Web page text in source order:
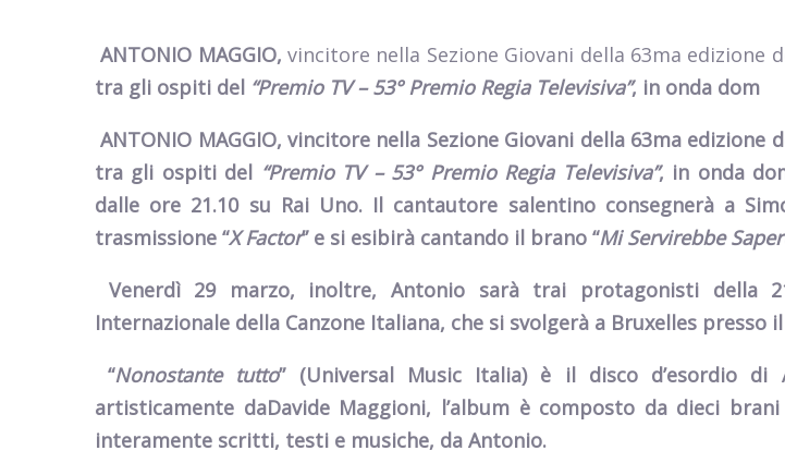
ANTONIO MAGGIO,vincitore nella Sezione Giovani della 63ma edizione
tra gli ospiti del “Premio TV – 53° Premio Regia Televisiva”, in onda dom
ANTONIO MAGGIO,vincitore nella Sezione Giovani della 63ma edizione
tra gli ospiti del “Premio TV – 53° Premio Regia Televisiva”, in onda
dalle ore 21.10 su Rai Uno. Il cantautore salentino consegnerà a
trasmissione “X Factor” e si esibirà cantando il brano “Mi Servirebbe
Venerdì 29 marzo, inoltre, Antonio sarà trai protagonisti della
Internazionale della Canzone Italiana, che si svolgerà a Bruxelles presso il
“Nonostante tutto” (Universal Music Italia) è il disco d’esordio di
artisticamente daDavide Maggioni, l’album è composto da dieci
interamente scritti, testi e musiche, da Antonio.